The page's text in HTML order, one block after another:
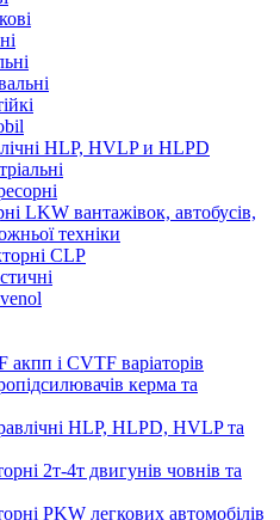
HLP, HVLP и HLPD
LKW вантажівок, автобусів,
техніки
CLP
і CVTF варіаторів
керма та
HLP, HLPD, HVLP та
2т-4т двигунів човнів та
PKW легкових автомобілів